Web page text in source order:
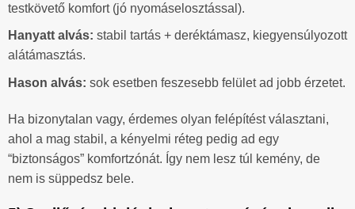
testkövető komfort (jó nyomáselosztással).
Hanyatt alvás: stabil tartás + deréktámasz, kiegyensúlyozott
alátámasztás.
Hason alvás: sok esetben feszesebb felület ad jobb érzetet.
Ha bizonytalan vagy, érdemes olyan felépítést választani,
ahol a mag stabil, a kényelmi réteg pedig ad egy
“biztonságos” komfortzónát. Így nem lesz túl kemény, de
nem is süppedsz bele.